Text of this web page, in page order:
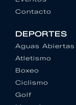
Contacto
DEPORTES
Aguas Abiertas
Atletismo
Boxeo
Ciclismo
Golf